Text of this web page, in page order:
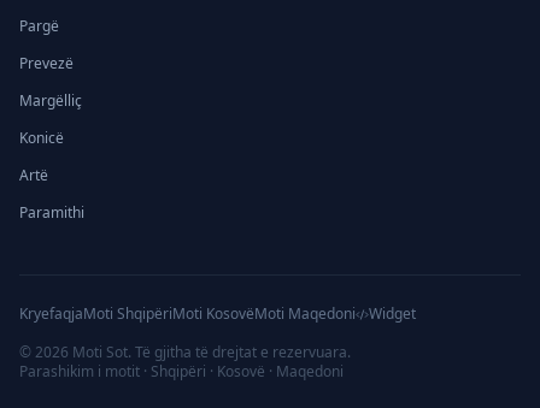
Pargë
Prevezë
Margëlliç
Konicë
Artë
Paramithi
KryefaqjaMoti ShqipëriMoti KosovëMoti Maqedoni
Widget
© 2026 Moti Sot. Të gjitha të drejtat e rezervuara.
Parashikim i motit · Shqipëri · Kosovë · Maqedoni